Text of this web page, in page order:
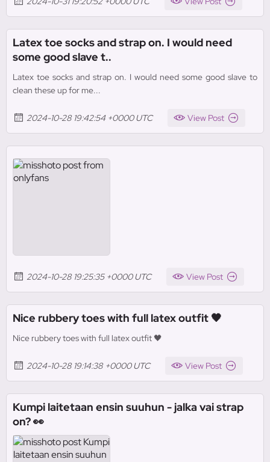
Latex toe socks and strap on. I would need
some good slave t..
Latex toe socks and strap on. I would need some good slave to
clean these up for me...
2024-10-28 19:42:54 +0000 UTC View Post
2024-10-28 19:25:35 +0000 UTC View Post
Nice rubbery toes with full latex outfit 🖤
Nice rubbery toes with full latex outfit 🖤
2024-10-28 19:14:38 +0000 UTC View Post
Kumpi laitetaan ensin suuhun - jalka vai strap
on? 👀